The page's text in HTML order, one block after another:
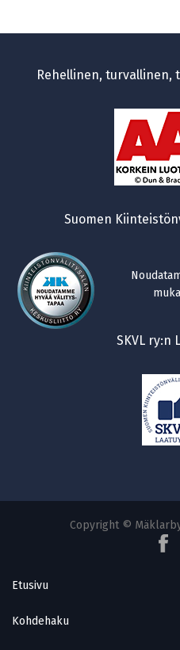
Rehellinen, turvallinen,
Suomen
SKVL ry:n
Copyright ©
Etusivu
Kohdehaku